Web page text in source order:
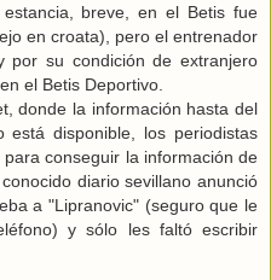
breve, en el Betis fue
en croata), pero el entrenador
por su condición de extranjero
el Betis Deportivo.
donde la información hasta del
está disponible, los periodistas
conseguir la información de
diario sevillano anunció
a "Lipranovic" (seguro que le
y sólo les faltó escribir